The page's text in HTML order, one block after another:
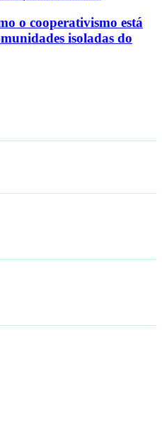
o cooperativismo está
isoladas do